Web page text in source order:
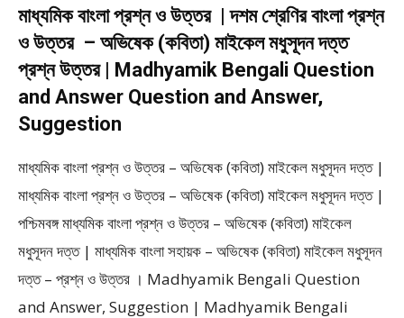
মাধ্যমিক বাংলা প্রশ্ন ও উত্তর | দশম শ্রেণির বাংলা প্রশ্ন
ও উত্তর – অভিষেক (কবিতা) মাইকেল মধুসূদন দত্ত
প্রশ্ন উত্তর | Madhyamik Bengali Question
and Answer Question and Answer,
Suggestion
মাধ্যমিক বাংলা প্রশ্ন ও উত্তর – অভিষেক (কবিতা) মাইকেল মধুসূদন দত্ত |
মাধ্যমিক বাংলা প্রশ্ন ও উত্তর – অভিষেক (কবিতা) মাইকেল মধুসূদন দত্ত |
পশ্চিমবঙ্গ মাধ্যমিক বাংলা প্রশ্ন ও উত্তর – অভিষেক (কবিতা) মাইকেল
মধুসূদন দত্ত | মাধ্যমিক বাংলা সহায়ক – অভিষেক (কবিতা) মাইকেল মধুসূদন
দত্ত – প্রশ্ন ও উত্তর । Madhyamik Bengali Question
and Answer, Suggestion | Madhyamik Bengali